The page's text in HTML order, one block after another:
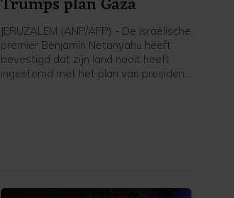
JERUZALEM (ANP/AFP) - De Israëlische
premier Benjamin Netanyahu heeft
bevestigd dat zijn land nooit heeft
ingestemd met het plan van president
de uitvoering en dat Hamas gaat